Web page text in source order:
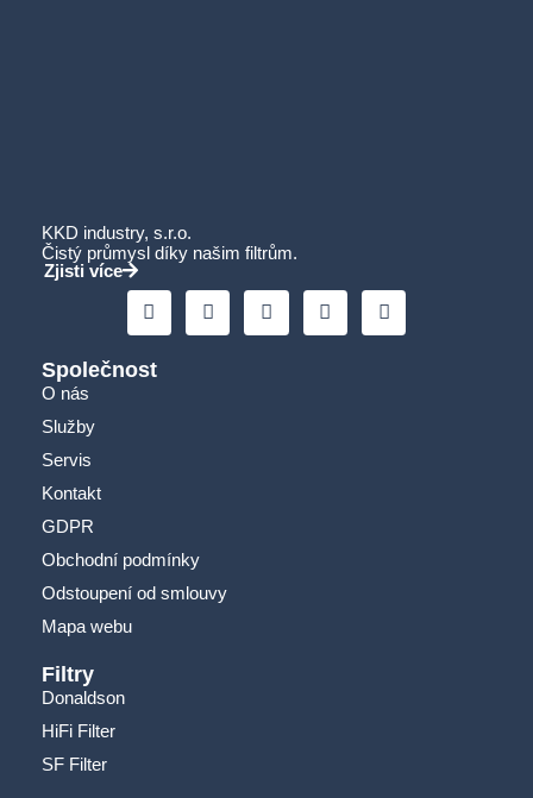
KKD industry, s.r.o.
Čistý průmysl díky našim filtrům.
Zjisti více
Společnost
O nás
Služby
Servis
Kontakt
GDPR
Obchodní podmínky
Odstoupení od smlouvy
Mapa webu
Filtry
Donaldson
HiFi Filter
SF Filter